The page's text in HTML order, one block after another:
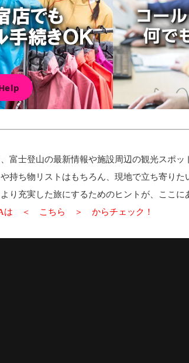
富士登山の最新情報や施設周辺の観光スポッ
持ち物リストはもちろん、現地で立ち寄り
り充実した旅にするためのヒントが、ここに
は ＜
こちら ＞ からチェック！